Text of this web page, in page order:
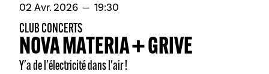
CLUB CONCERTS
NOVA MATERIA + GRIVE
Y'a de l'électricité dans l'air !
02 avril
Avr. 2026 19:30